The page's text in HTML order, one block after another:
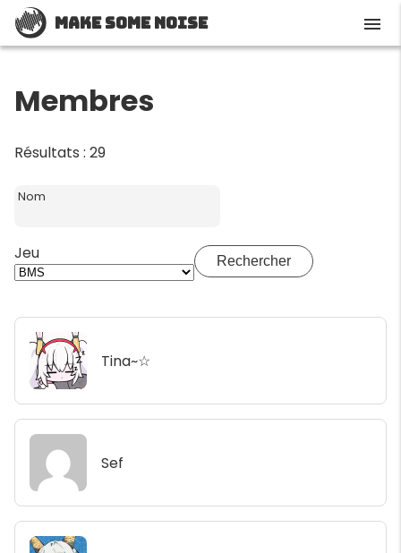
Make Some Noise menu
Membres
Résultats : 29
Nom
Jeu Rechercher
Tina~☆
Sef